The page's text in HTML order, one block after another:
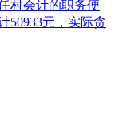
村会计的职务便
50933元，实际贪